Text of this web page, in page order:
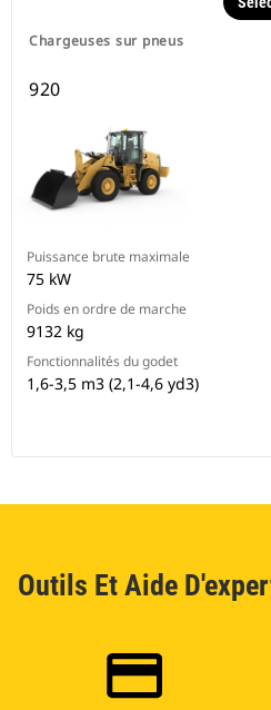
Chargeuses sur pneus
920
Puissance brute maximale
75 kW
Poids en ordre de marche
9132 kg
Fonctionnalités du godet
1,6-3,5 m3 (2,1-4,6 yd3)
Outils Et Aide